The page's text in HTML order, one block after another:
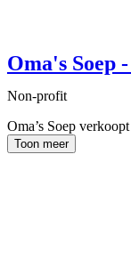
Oma's Soep
Non-profit
Oma’s Soep
Toon meer